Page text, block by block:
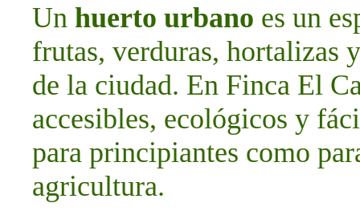
Un huerto urbano es un
frutas, verduras, hortalizas
de la ciudad. En Finca El
accesibles, ecológicos y
para principiantes como
agricultura.